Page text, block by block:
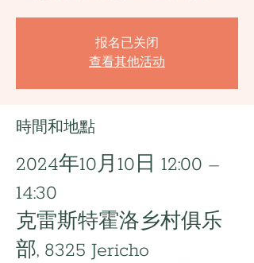
报名已关闭
查看其他活动
時間和地點
2024年10月10日 12:00 –
14:30
克雷斯特霍洛乡村俱乐
部, 8325 Jericho